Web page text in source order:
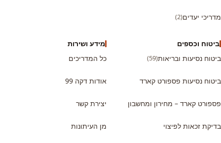
מדריכי יעדים(2)
ביטוח וכספים
ביטוח נסיעות ובריאות(59)
ביטוח נסיעות פספורט קארד
פספורט קארד – מחירון ומחשבון
בדיקת זכאות לפיצוי
מידע ושירות
כל המדריכים
אודות דקה 99
יצירת קשר
מן העיתונות